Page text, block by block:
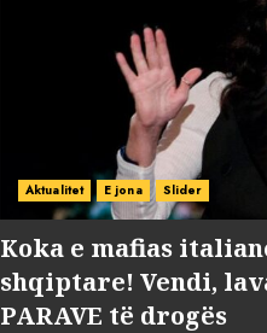
Aktualitet E jona Slider
Koka e mafias
shqiptare! Vendi,
PARAVE të drogës